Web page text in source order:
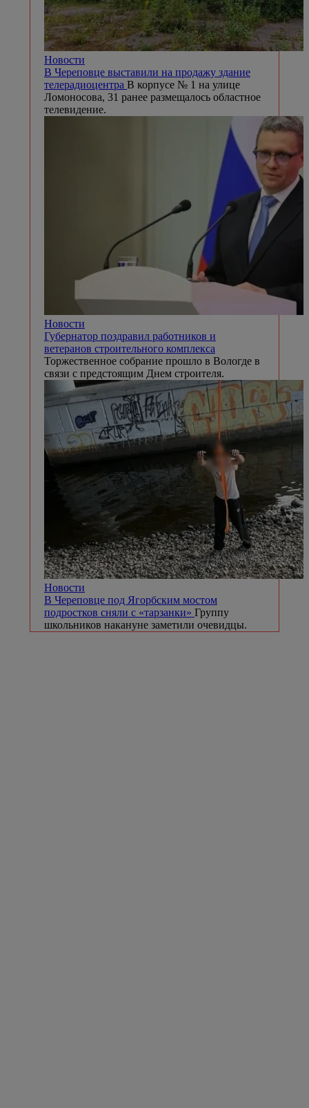
Новости
В Череповце выставили на продажу здание
телерадиоцентра В корпусе № 1 на улице
Ломоносова, 31 ранее размещалось областное
телевидение.
Новости
Губернатор поздравил работников и
ветеранов строительного комплекса
Торжественное собрание прошло в Вологде в
связи с предстоящим Днем строителя.
Новости
В Череповце под Ягорбским мостом
подростков сняли с «тарзанки» Группу
школьников накануне заметили очевидцы.